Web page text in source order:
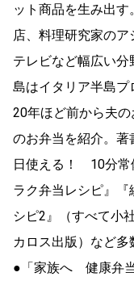
ット商品を生み出
店、料理研究家のア
テレビなど幅広い
島はイタリア半島プ
20年ほど前から夫
のお弁当を紹介。
日使える！ 10分常
ラク弁当レシピ』
シピ2』（すべて小
カロス出版）など多
●「家族へ 健康弁当